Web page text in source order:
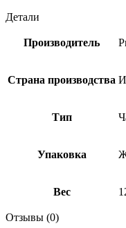
Детали
Производитель
Страна производства
Тип
Упаковка
Вес
Отзывы (0)